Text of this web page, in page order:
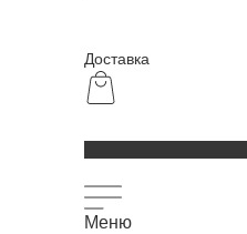
Доставка
Меню